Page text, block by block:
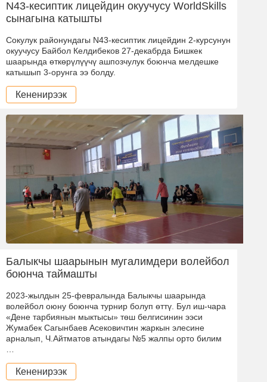
N43-кесиптик лицейдин окуучусу WorldSkills
сынагына катышты
Сокулук районундагы N43-кесиптик лицейдин 2-курсунун
окуучусу Байбол Келдибеков 27-декабрда Бишкек
шаарында өткөрүлүүчү ашпозчулук боюнча мелдешке
катышып 3-орунга ээ болду.
Кененирээк
Балыкчы шаарынын мугалимдери волейбол
боюнча таймашты
2023-жылдын 25-февралында Балыкчы шаарында
волейбол оюну боюнча турнир болуп өттү. Бул иш-чара
«Дене тарбиянын мыктысы» төш белгисинин ээси
Жумабек Сагынбаев Асековичтин жаркын элесине
арналып, Ч.Айтматов атындагы №5 жалпы орто билим
Кененирээк